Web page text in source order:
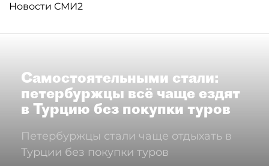
Новости СМИ2
Самостоятельными стали:
петербуржцы всё чаще ездят
в Турцию без покупки туров
Петербуржцы стали чаще отдыхать в
Турции без покупки туров